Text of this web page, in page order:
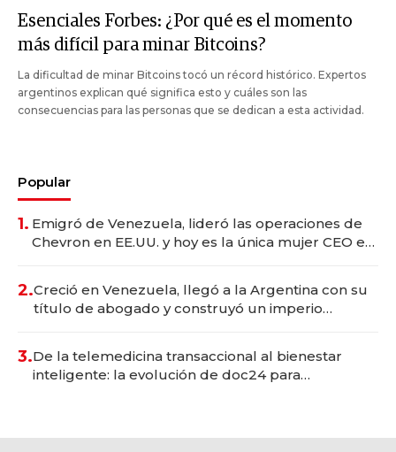
Esenciales Forbes: ¿Por qué es el momento
más difícil para minar Bitcoins?
La dificultad de minar Bitcoins tocó un récord histórico. Expertos
argentinos explican qué significa esto y cuáles son las
consecuencias para las personas que se dedican a esta actividad.
Popular
1. Emigró de Venezuela, lideró las operaciones de
Chevron en EE.UU. y hoy es la única mujer CEO en
2.Creció en Venezuela, llegó a la Argentina con su
título de abogado y construyó un imperio
3.De la telemedicina transaccional al bienestar
inteligente: la evolución de doc24 para